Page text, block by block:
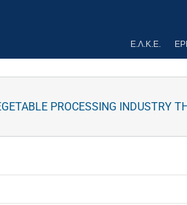
Ε.Λ.Κ.Ε.
PROCESSING INDUSTRY